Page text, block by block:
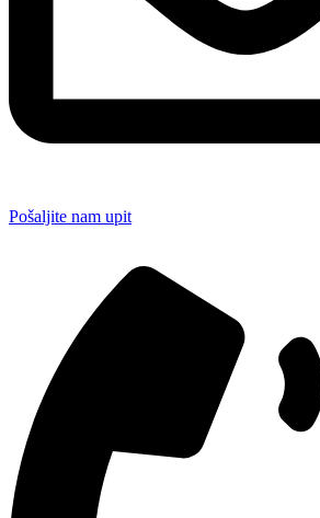
Pošaljite nam upit